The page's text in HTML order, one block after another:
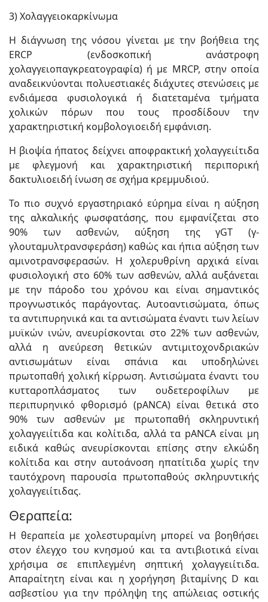
3) Xολαγγειοκαρκίνωμα
Η διάγνωση της νόσου γίνεται με την βοήθεια της
ERCP (ενδοσκοπική ανάστροφη
χολαγγειοπαγκρεατογραφία) ή με MRCP, στην οποία
αναδεικνύονται πολυεστιακές διάχυτες στενώσεις με
ενδιάμεσα φυσιολογικά ή διατεταμένα τμήματα
χολικών πόρων που τους προσδίδουν την
χαρακτηριστική κομβολογιοειδή εμφάνιση.
Η βιοψία ήπατος δείχνει αποφρακτική χολαγγειίτιδα
με φλεγμονή και χαρακτηριστική περιπορική
δακτυλιοειδή ίνωση σε σχήμα κρεμμυδιού.
Το πιο συχνό εργαστηριακό εύρημα είναι η αύξηση
της αλκαλικής φωσφατάσης, που εμφανίζεται στο
90% των ασθενών, αύξηση της γGT (γ-
γλουταμυλτρανσφεράση) καθώς και ήπια αύξηση των
αμινοτρανσφερασών. Η χολερυθρίνη αρχικά είναι
φυσιολογική στο 60% των ασθενών, αλλά αυξάνεται
με την πάροδο του χρόνου και είναι σημαντικός
προγνωστικός παράγοντας. Αυτοαντισώματα, όπως
τα αντιπυρηνικά και τα αντισώματα έναντι των λείων
μυϊκών ινών, ανευρίσκονται στο 22% των ασθενών,
αλλά η ανεύρεση θετικών αντιμιτοχονδριακών
αντισωμάτων είναι σπάνια και υποδηλώνει
πρωτοπαθή χολική κίρρωση. Αντισώματα έναντι του
κυτταροπλάσματος των ουδετεροφίλων με
περιπυρηνικό φθορισμό (pANCA) είναι θετικά στο
90% των ασθενών με πρωτοπαθή σκληρυντική
χολαγγειίτιδα και κολίτιδα, αλλά τα pANCA είναι μη
ειδικά καθώς ανευρίσκονται επίσης στην ελκώδη
κολίτιδα και στην αυτοάνοση ηπατίτιδα χωρίς την
ταυτόχρονη παρουσία πρωτοπαθούς σκληρυντικής
χολαγγειίτιδας.
Θεραπεία:
Η θεραπεία με χολεστυραμίνη μπορεί να βοηθήσει
στον έλεγχο του κνησμού και τα αντιβιοτικά είναι
χρήσιμα σε επιπλεγμένη σηπτική χολαγγειίτιδα.
Απαραίτητη είναι και η χορήγηση βιταμίνης D και
ασβεστίου για την πρόληψη της απώλειας οστικής